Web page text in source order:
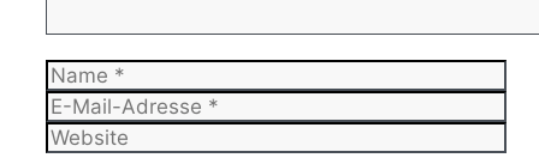
Name
E-
Mail-
Adresse
Website